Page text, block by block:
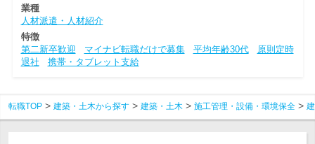
業種
人材派遣・人材紹介
特徴
第二新卒歓迎
マイナビ転職だけで募集 平均年齢30代
原則定時
退社
携帯・タブレット支給
転職TOP 建築・土木から探す 建築・土木 施工管理・設備・環境保全